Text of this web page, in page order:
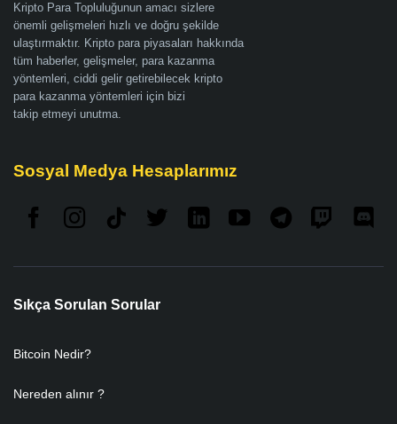
Kripto Para Topluluğunun amacı sizlere
önemli gelişmeleri hızlı ve doğru şekilde
ulaştırmaktır. Kripto para piyasaları hakkında
tüm haberler, gelişmeler, para kazanma
yöntemleri, ciddi gelir getirebilecek kripto
para kazanma yöntemleri için bizi
takip etmeyi unutma.
Sosyal Medya Hesaplarımız
Sıkça Sorulan Sorular
Bitcoin Nedir?
Nereden alınır ?